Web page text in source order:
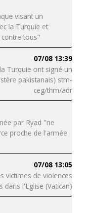
visant un
la Turquie et
tous"
07/08 13:39
Turquie ont signé un
pakistanais) stm-
ceg/thm/adr
par Ryad "ne
proche de l'armée
07/08 13:05
victimes de violences
dans l'Eglise (Vatican)